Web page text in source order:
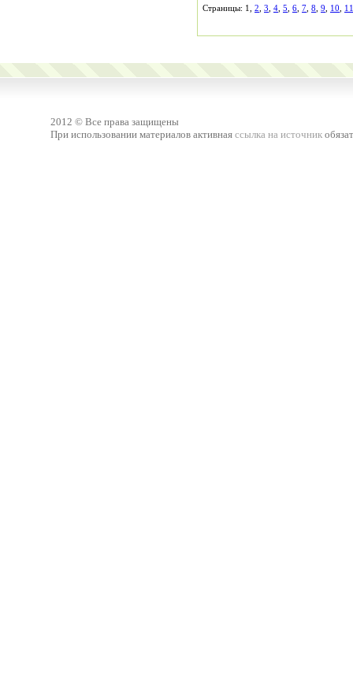
Страницы: 1, 2 3 4 5 6 7 8 9 10 11
2012 © Все права защищены
При использовании материалов активная ссылка на источник